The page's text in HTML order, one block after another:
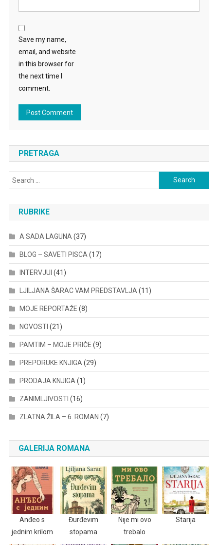
Save my name,
email, and website
in this browser for
the next time I
comment.
PRETRAGA
Search
for:
RUBRIKE
A SADA LAGUNA (37)
BLOG – SAVETI PISCA (17)
INTERVJUI (41)
LJILJANA ŠARAC VAM PREDSTAVLJA (11)
MOJE REPORTAŽE (8)
NOVOSTI (21)
PAMTIM – MOJE PRIČE (9)
PREPORUKE KNJIGA (29)
PRODAJA KNJIGA (1)
ZANIMLJIVOSTI (16)
ZLATNA ŽILA – 6. ROMAN (7)
GALERIJA ROMANA
Anđeo s
jednim krilom
Đurđevim
stopama
Nije mi ovo
trebalo
Starija